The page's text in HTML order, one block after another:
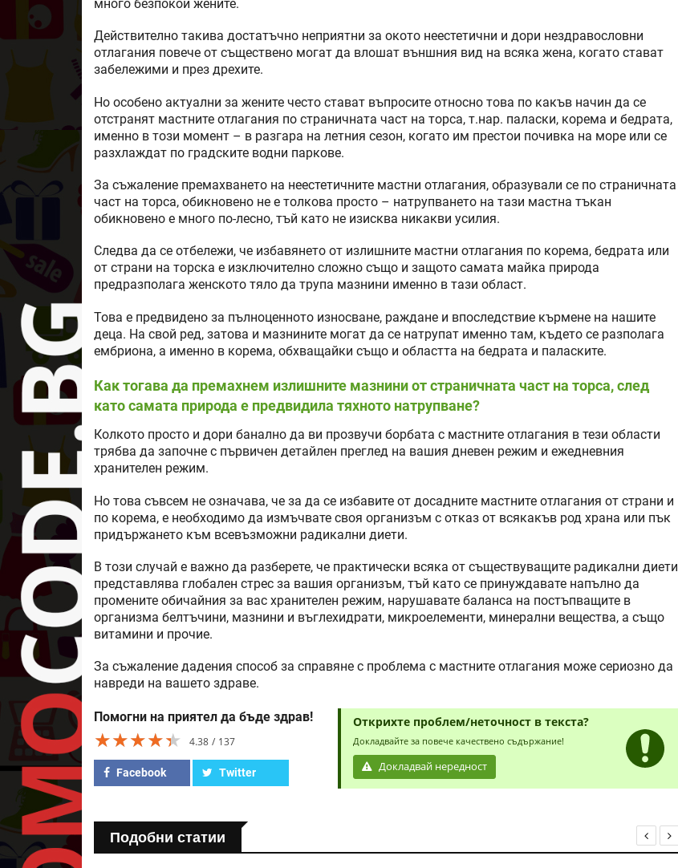
много безпокои жените.
Действително такива достатъчно неприятни за окото неестетични и дори нездравословни
отлагания повече от съществено могат да влошат външния вид на всяка жена, когато стават
забележими и през дрехите.
Но особено актуални за жените често стават въпросите относно това по какъв начин да се
отстранят мастните отлагания по страничната част на торса, т.нар. паласки, корема и бедрата,
именно в този момент – в разгара на летния сезон, когато им престои почивка на море или се
разхлаждат по градските водни паркове.
За съжаление премахването на неестетичните мастни отлагания, образували се по страничната
част на торса, обикновено не е толкова просто – натрупването на тази мастна тъкан
обикновено е много по-лесно, тъй като не изисква никакви усилия.
Следва да се отбележи, че избавянето от излишните мастни отлагания по корема, бедрата или
от страни на торска е изключително сложно също и защото самата майка природа
предразполага женското тяло да трупа мазнини именно в тази област.
Това е предвидено за пълноценното износване, раждане и впоследствие кърмене на нашите
деца. На свой ред, затова и мазнините могат да се натрупат именно там, където се разполага
ембриона, а именно в корема, обхващайки също и областта на бедрата и паласките.
Как тогава да премахнем излишните мазнини от страничната част на торса, след
като самата природа е предвидила тяхното натрупване?
Колкото просто и дори банално да ви прозвучи борбата с мастните отлагания в тези области
трябва да започне с първичен детайлен преглед на вашия дневен режим и ежедневния
хранителен режим.
Но това съвсем не означава, че за да се избавите от досадните мастните отлагания от страни и
по корема, е необходимо да измъчвате своя организъм с отказ от всякакъв род храна или пък
придържането към всевъзможни радикални диети.
В този случай е важно да разберете, че практически всяка от съществуващите радикални диети
представлява глобален стрес за вашия организъм, тъй като се принуждавате напълно да
промените обичайния за вас хранителен режим, нарушавате баланса на постъпващите в
организма белтъчини, мазнини и въглехидрати, микроелементи, минерални вещества, а също
витамини и прочие.
За съжаление дадения способ за справяне с проблема с мастните отлагания може сериозно да
навреди на вашето здраве.
Помогни на приятел да бъде здрав!
★★★★★
★★★★★
★★★★★ 4.38 137
Facebook Twitter
Открихте проблем/неточност в текста?
Докладвайте за повече качествено съдържание!
Докладвай нередност
Подобни статии